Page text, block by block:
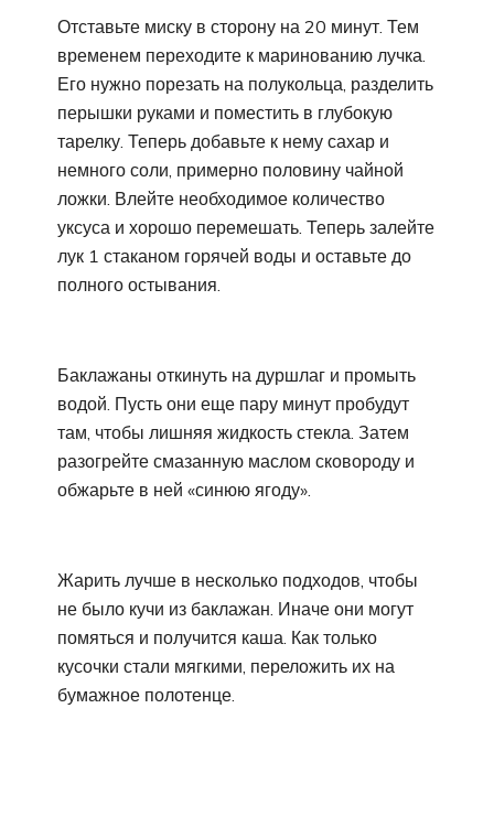
Отставьте миску в сторону на 20 минут. Тем
временем переходите к маринованию лучка.
Его нужно порезать на полукольца, разделить
перышки руками и поместить в глубокую
тарелку. Теперь добавьте к нему сахар и
немного соли, примерно половину чайной
ложки. Влейте необходимое количество
уксуса и хорошо перемешать. Теперь залейте
лук 1 стаканом горячей воды и оставьте до
полного остывания.
Баклажаны откинуть на дуршлаг и промыть
водой. Пусть они еще пару минут пробудут
там, чтобы лишняя жидкость стекла. Затем
разогрейте смазанную маслом сковороду и
обжарьте в ней «синюю ягоду».
Жарить лучше в несколько подходов, чтобы
не было кучи из баклажан. Иначе они могут
помяться и получится каша. Как только
кусочки стали мягкими, переложить их на
бумажное полотенце.